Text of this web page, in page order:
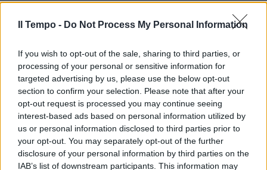
Il Tempo - Do Not Process My Personal Information
If you wish to opt-out of the sale, sharing to third parties, or
processing of your personal or sensitive information for
targeted advertising by us, please use the below opt-out
section to confirm your selection. Please note that after your
opt-out request is processed you may continue seeing
interest-based ads based on personal information utilized by
us or personal information disclosed to third parties prior to
your opt-out. You may separately opt-out of the further
disclosure of your personal information by third parties on the
IAB’s list of downstream participants. This information may